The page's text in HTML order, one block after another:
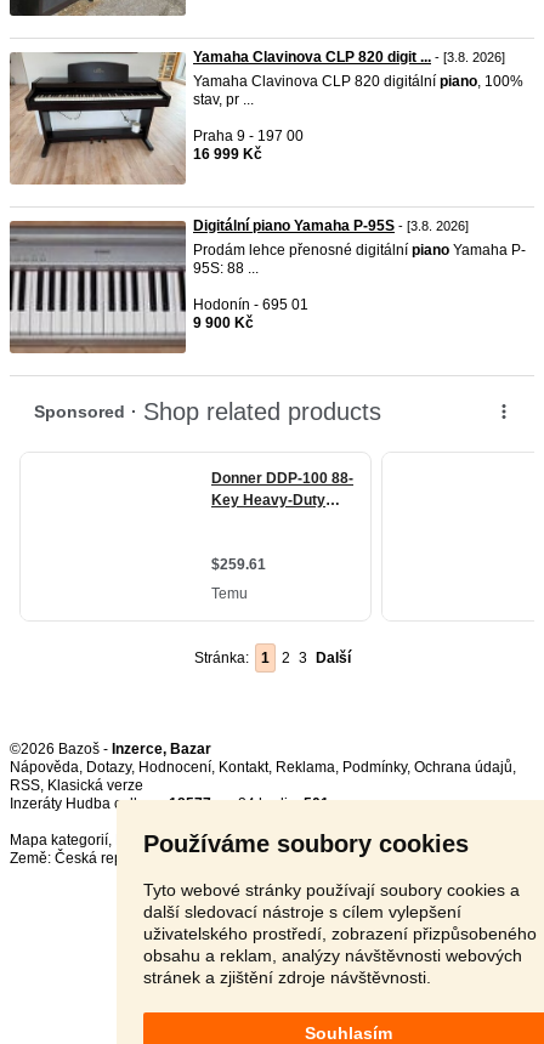
Používáme soubory cookies
Tyto webové stránky používají soubory cookies a
další sledovací nástroje s cílem vylepšení
uživatelského prostředí, zobrazení přizpůsobeného
obsahu a reklam, analýzy návštěvnosti webových
stránek a zjištění zdroje návštěvnosti.
Souhlasím
Yamaha Clavinova CLP 820 digit ... - [3.8. 2026]
Yamaha Clavinova CLP 820 digitální piano, 100%
stav, pr ...
Praha 9 - 197 00
16 999 Kč
Digitální piano Yamaha P-95S - [3.8. 2026]
Prodám lehce přenosné digitální piano Yamaha P-
95S: 88 ...
Hodonín - 695 01
9 900 Kč
Stránka: 1 2 3 Další
©2026 Bazoš - Inzerce, Bazar
Nápověda, Dotazy, Hodnocení, Kontakt, Reklama, Podmínky, Ochrana údajů,
RSS,
Inzeráty Hudba celkem:18577, za 24 hodin:501
Mapa kategorií,
Nejvyhledávanější výrazy
Země: Česká republika Rakousko